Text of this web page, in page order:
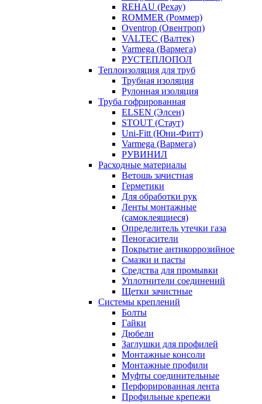
REHAU (Рехау)
ROMMER (Роммер)
Oventrop (Овентроп)
VALTEC (Валтек)
Varmega (Вармега)
РУСТЕПЛОПОЛ
Теплоизоляция для труб
Трубная изоляция
Рулонная изоляция
Труба гофрированная
ELSEN (Элсен)
STOUT (Стаут)
Uni-Fitt (Юни-Фитт)
Varmega (Вармега)
РУВИНИЛ
Расходные материалы
Ветошь зачистная
Герметики
Для обработки рук
Ленты монтажные
(самоклеящиеся)
Определитель утечки газа
Пеногасители
Покрытие антикоррозийное
Смазки и пасты
Средства для промывки
Уплотнители соединений
Щетки зачистные
Системы креплений
Болты
Гайки
Дюбели
Заглушки для профилей
Монтажные консоли
Монтажные профили
Муфты соединительные
Перфорированная лента
Профильные крепежи